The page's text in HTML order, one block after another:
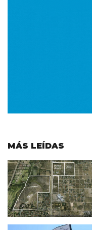
MÁS LEÍDAS
Imagen